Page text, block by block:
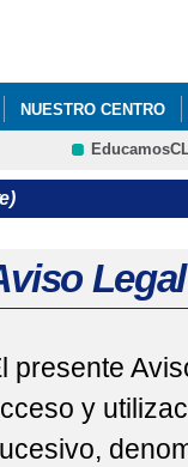
NUESTRO CENTRO
Legal
presente
y